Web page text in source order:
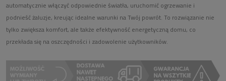
automatycznie włączyć odpowiednie światła, uruchomić ogrzewanie i
podnieść żaluzje, kreując idealne warunki na Twój powrót. To rozwiązanie nie
tylko zwiększa komfort, ale także efektywność energetyczną domu, co
przekłada się na oszczędności i zadowolenie użytkowników.